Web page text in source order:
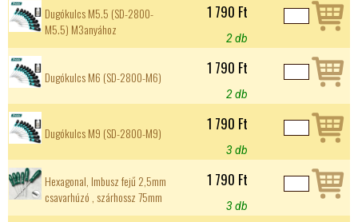
Dugókulcs M5.5 (SD-2800-
M5.5) M3anyához
1 790 Ft
2 db
Dugókulcs M6 (SD-2800-M6) 1 790 Ft
2 db
Dugókulcs M9 (SD-2800-M9) 1 790 Ft
3 db
Hexagonal, Imbusz fejű 2,5mm
csavarhúzó , szárhossz 75mm
1 790 Ft
3 db